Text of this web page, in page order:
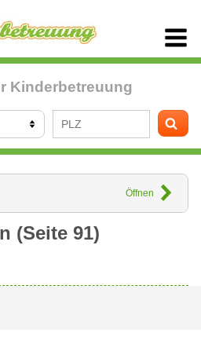
Kinderbetreuung
Öffnen
(Seite 91)